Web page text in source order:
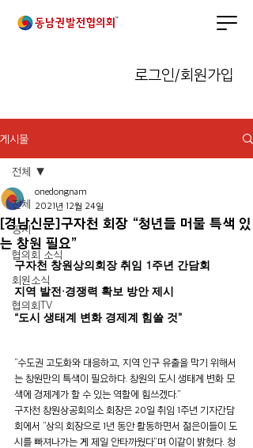
로그인/회원가입
게시물
전체
공지
협의회 소식
회원소식
협의회TV
전체
[경남신문]구자천 회장 “청년들 머물 특색 있
는 창원 필요”
onedongnam
2021년 12월 24일
구자천 창원상의회장 취임 1주년 간담회
지역 발전·경쟁력 확보 방안 제시
“도시 생태계 변화 경제계 힘쓸 것”
“수도권 고도화와 대응하고, 지역 인구 유출을 막기 위해서
는 창원만의 특색이 필요하다. 창원의 도시 생태계 변화 모
색에 경제계가 할 수 있는 역할에 힘쓰겠다.”
구자천 창원상공회의소 회장은 20일 취임 1주년 기자간담
회에서 “상의 회장으로 1년 동안 활동하면서 젊은이들이 도
시를 빠져나가는 게 제일 안타까웠다”며 이같이 밝혔다. 청